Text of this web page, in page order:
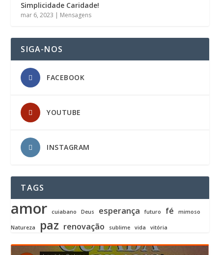
Simplicidade Caridade!
mar 6, 2023 | Mensagens
SIGA-NOS
FACEBOOK
YOUTUBE
INSTAGRAM
TAGS
amor cuiabano Deus esperança futuro fé mimoso
Natureza paz renovação sublime vida vitória